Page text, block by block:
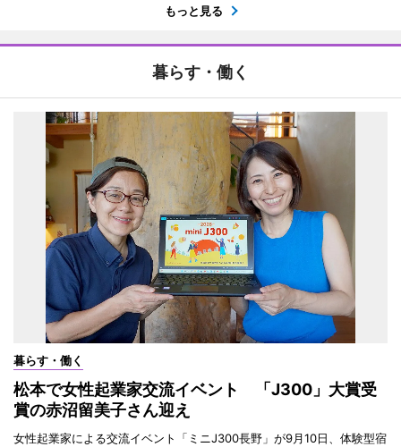
もっと見る
暮らす・働く
暮らす・働く
松本で女性起業家交流イベント 「J300」大賞受
賞の赤沼留美子さん迎え
女性起業家による交流イベント「ミニJ300長野」が9月10日、体験型宿